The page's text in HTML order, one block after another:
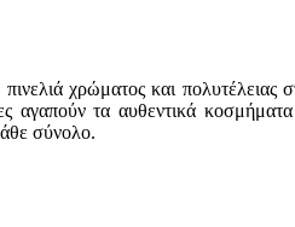
χρώματος και
αγαπούν τα αυθεντικά
σύνολο.